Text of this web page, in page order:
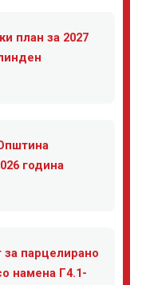
план за 2027
година
за парцелирано
намена Г4.1-